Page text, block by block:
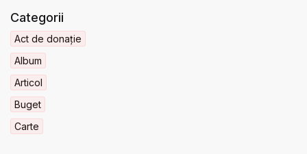
Categorii
Act de donație
Album
Articol
Buget
Carte